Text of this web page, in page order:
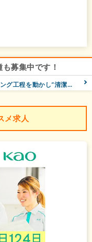
募集中です！
【生産管理職】社員の7割が未経験！クリーニング工程を動かし“清潔”を届けるプロに＜年間休日120日＞
メ求人